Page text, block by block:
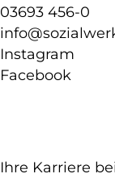
03693 456-0
Instagram
Facebook
Ihre Karriere